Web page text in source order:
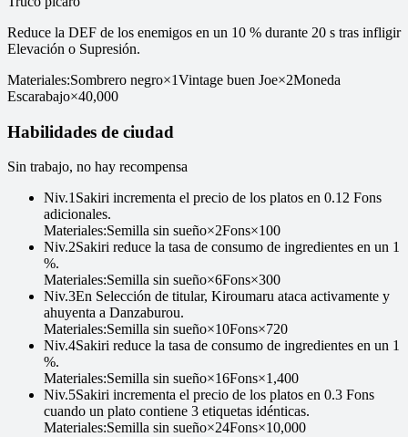
Reduce la DEF de los enemigos en un 10 % durante 20 s tras infligir
Elevación o Supresión.
Materiales:Sombrero negro×1Vintage buen Joe×2Moneda
Escarabajo×40,000
Habilidades de ciudad
Sin trabajo, no hay recompensa
Niv.1Sakiri incrementa el precio de los platos en 0.12 Fons
adicionales.
Materiales:Semilla sin sueño×2Fons×100
Niv.2Sakiri reduce la tasa de consumo de ingredientes en un 1
%.
Materiales:Semilla sin sueño×6Fons×300
Niv.3En Selección de titular, Kiroumaru ataca activamente y
ahuyenta a Danzaburou.
Materiales:Semilla sin sueño×10Fons×720
Niv.4Sakiri reduce la tasa de consumo de ingredientes en un 1
%.
Materiales:Semilla sin sueño×16Fons×1,400
Niv.5Sakiri incrementa el precio de los platos en 0.3 Fons
cuando un plato contiene 3 etiquetas idénticas.
Materiales:Semilla sin sueño×24Fons×10,000